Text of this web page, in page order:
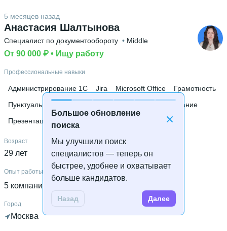
Большое обновление
поиска
Мы улучшили поиск
специалистов — теперь он
быстрее, удобнее и охватывает
больше кандидатов.
Назад Далее
Высшее образование
ПГТУ • Информационных технологий
месяцев
Дополнительное образование
МАРИУПОЛЬСКИЙ МЕХАНИКО-МЕТАЛЛУРГИЧЕСКИЙ
Анастасия Шалтынова
5 месяцев назад
Специалист по документообороту • Middle
От 90 000 ₽ • Ищу работу
Профессиональные навыки
Администрирование 1С Jira Microsoft Office
Грамотность
Пунктуальность
Консультирование
Презентации
Возраст
29 лет
Опыт работы
5 компаний
Город
Москва